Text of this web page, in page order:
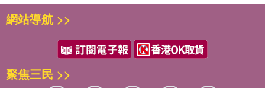
網站導航 >>
聚焦三民 >>